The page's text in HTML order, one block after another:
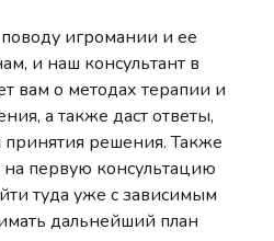
игромании и ее
и наш консультант в
вам о методах терапии и
а также даст ответы,
решения. Также
на первую консультацию
туда уже с зависимым
дальнейший план